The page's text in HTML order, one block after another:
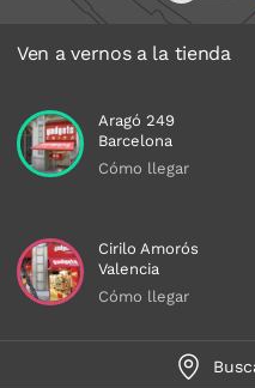
Ven a vernos a la tienda
Aragó 249
Barcelona
Cómo llegar
Cirilo Amorós
Valencia
Cómo llegar